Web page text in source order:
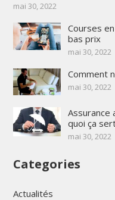
mai 30, 2022
Courses
bas prix
mai 30, 2022
Comment
mai 30, 2022
Assurance
quoi ça
mai 30, 2022
Categories
Actualités